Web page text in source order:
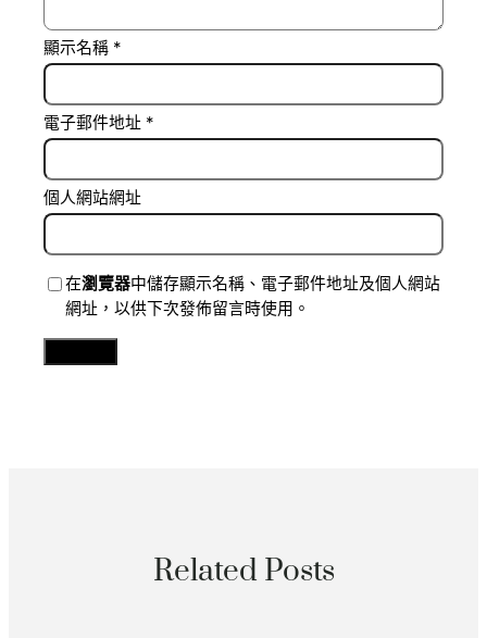
顯示名稱 *
電子郵件地址 *
個人網站網址
在瀏覽器中儲存顯示名稱、電子郵件地址及個人網站
網址，以供下次發佈留言時使用。
Related Posts